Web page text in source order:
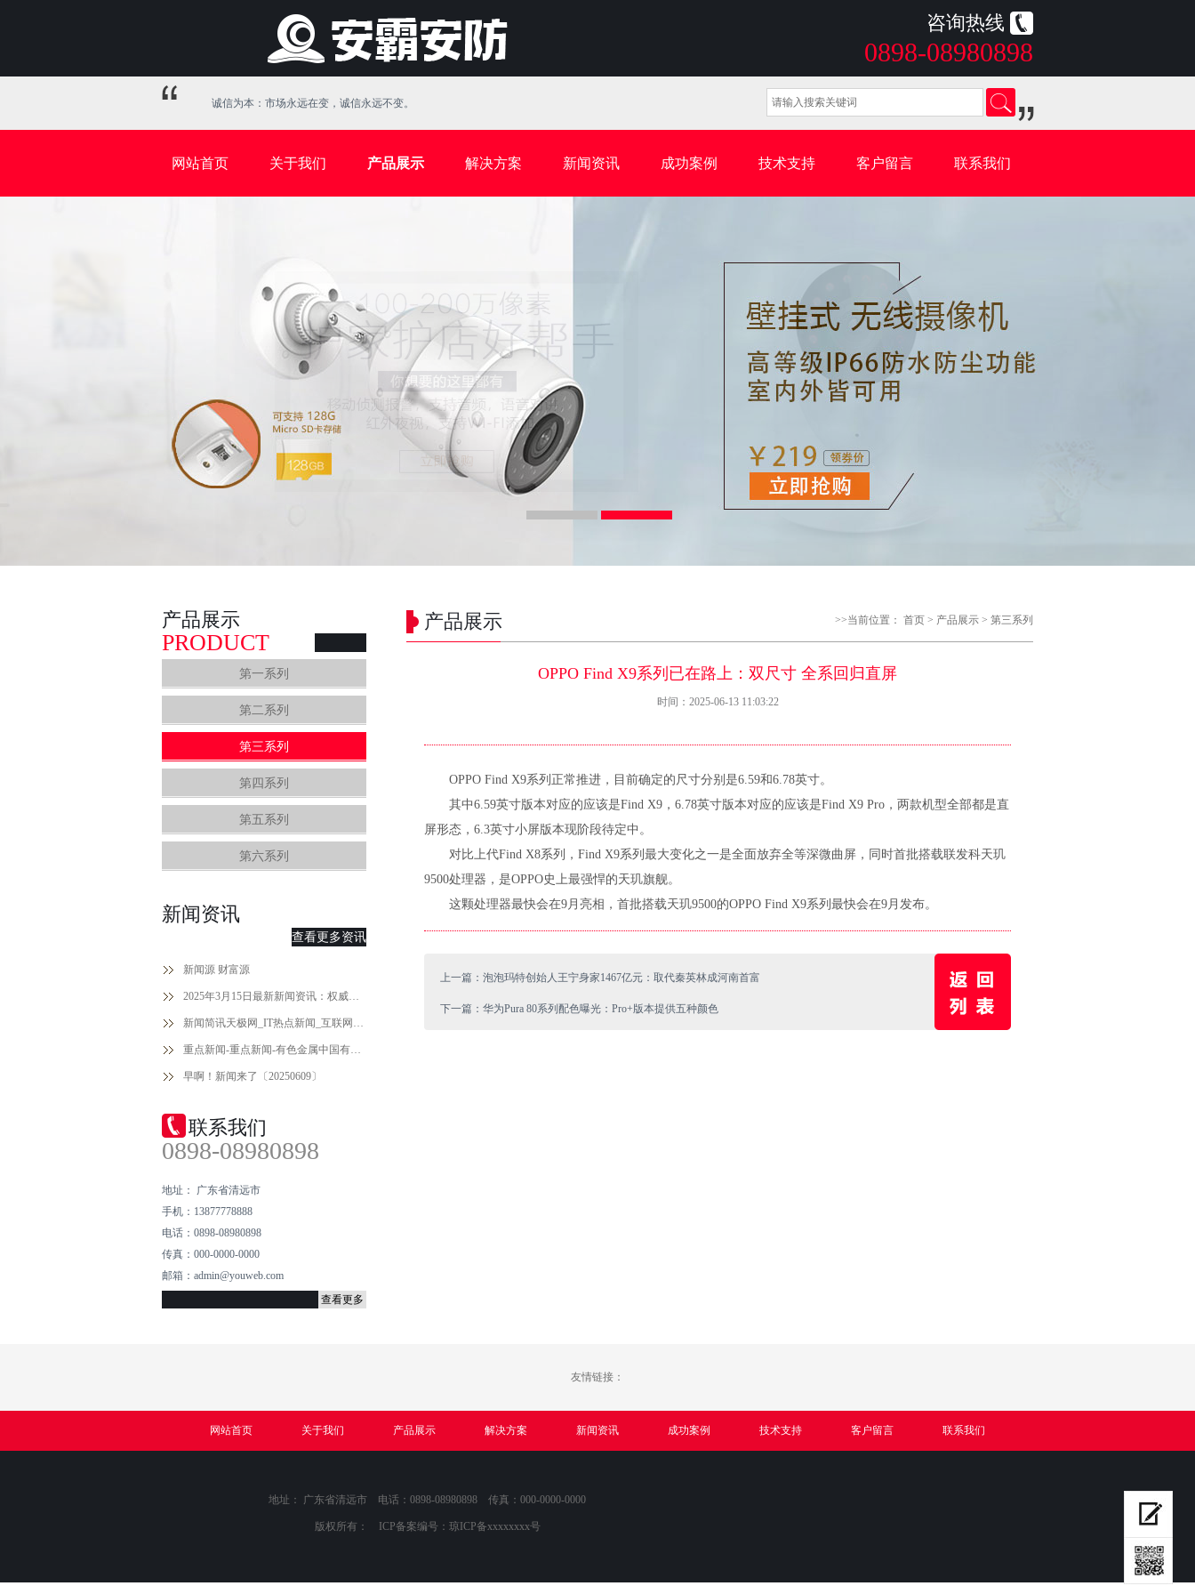
咨询热线
0898-08980898
诚信为本：市场永远在变，诚信永远不变。
网站首页 关于我们 产品展示 解决方案 新闻资讯 成功案例 技术支持 客户留言 联系我们
产品展示
PRODUCT
第一系列
第二系列
第三系列
第四系列
第五系列
第六系列
新闻资讯
查看更多资讯
新闻源 财富源
2025年3月15日最新新闻资讯：权威解读与前瞻分析！
新闻简讯天极网_IT热点新闻_互联网热点
重点新闻-重点新闻-有色金属中国有色网-中国金属报主办
早啊！新闻来了〔20250609〕
联系我们
0898-08980898
地址： 广东省清远市
手机：13877778888
电话：0898-08980898
传真：000-0000-0000
邮箱：admin@youweb.com
查看更多
产品展示 >>当前位置： 首页 > 产品展示 > 第三系列
OPPO Find X9系列已在路上：双尺寸 全系回归直屏
时间：2025-06-13 11:03:22
OPPO Find X9系列正常推进，目前确定的尺寸分别是6.59和6.78英寸。
其中6.59英寸版本对应的应该是Find X9，6.78英寸版本对应的应该是Find X9 Pro，两款机型全部都是直
屏形态，6.3英寸小屏版本现阶段待定中。
对比上代Find X8系列，Find X9系列最大变化之一是全面放弃全等深微曲屏，同时首批搭载联发科天玑
9500处理器，是OPPO史上最强悍的天玑旗舰。
这颗处理器最快会在9月亮相，首批搭载天玑9500的OPPO Find X9系列最快会在9月发布。
上一篇：泡泡玛特创始人王宁身家1467亿元：取代秦英林成河南首富
下一篇：华为Pura 80系列配色曝光：Pro+版本提供五种颜色
友情链接：
网站首页 关于我们 产品展示 解决方案 新闻资讯 成功案例 技术支持 客户留言 联系我们
地址： 广东省清远市 电话：0898-08980898 传真：000-0000-0000
版权所有： ICP备案编号： 琼ICP备xxxxxxxx号